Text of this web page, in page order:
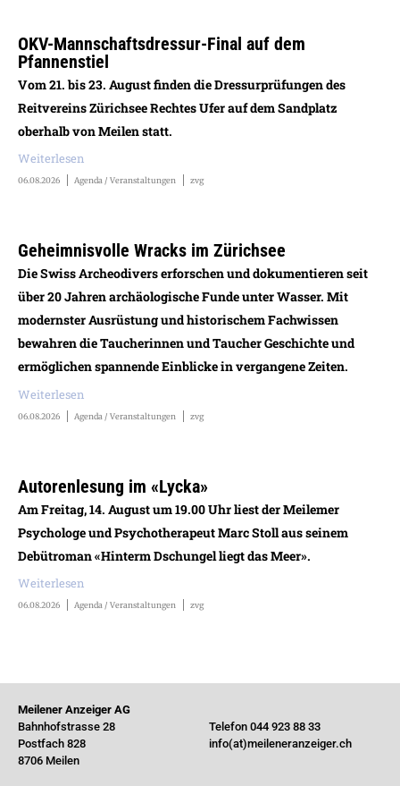
OKV-Mannschaftsdressur-Final auf dem
Pfannenstiel
Vom 21. bis 23. August finden die Dressurprüfungen des
Reitvereins Zürichsee Rechtes Ufer auf dem Sandplatz
oberhalb von Meilen statt.
Weiterlesen
06.08.2026 Agenda / Veranstaltungen zvg
Geheimnisvolle Wracks im Zürichsee
Die Swiss Archeodivers erforschen und dokumentieren seit
über 20 Jahren archäologische Funde unter Wasser. Mit
modernster Ausrüstung und historischem Fachwissen
bewahren die Taucherinnen und Taucher Geschichte und
ermöglichen spannende Einblicke in vergangene Zeiten.
Weiterlesen
06.08.2026 Agenda / Veranstaltungen zvg
Autorenlesung im «Lycka»
Am Freitag, 14. August um 19.00 Uhr liest der Meilemer
Psychologe und Psychotherapeut Marc Stoll aus seinem
Debütroman «Hinterm Dschungel liegt das Meer».
Weiterlesen
06.08.2026 Agenda / Veranstaltungen zvg
Meilener Anzeiger AG
Bahnhofstrasse 28
Postfach 828
8706 Meilen
Telefon 044 923 88 33
info(at)meileneranzeiger.ch